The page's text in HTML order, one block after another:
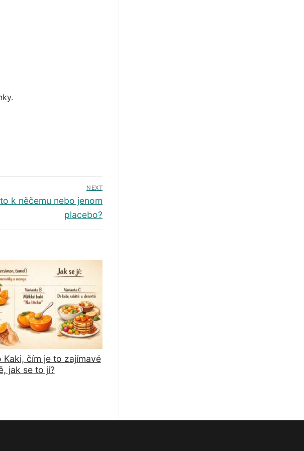
NEXT
k něčemu nebo jenom
placebo?
Kaki, čím je to zajímavé
jak se to jí?